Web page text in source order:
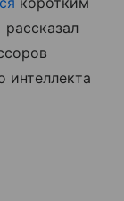
интеллекта